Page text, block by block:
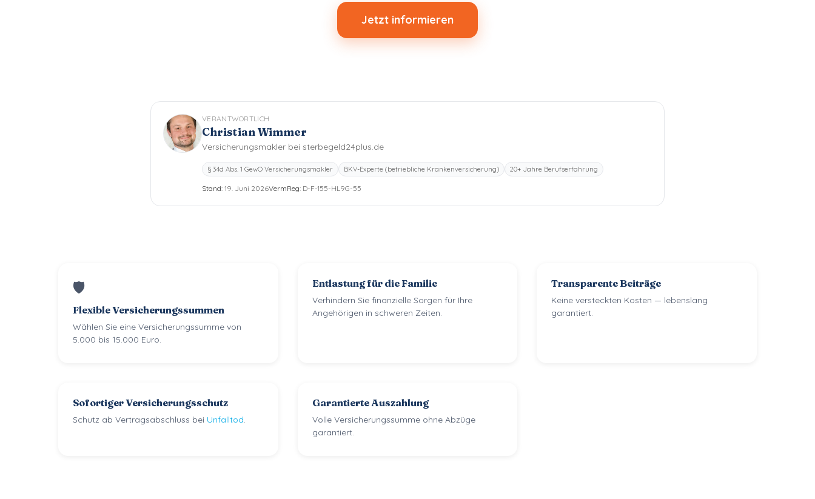
Jetzt informieren
VERANTWORTLICH
Christian Wimmer
Versicherungsmakler bei sterbegeld24plus.de
§ 34d Abs. 1 GewO Versicherungsmakler BKV-Experte (betriebliche Krankenversicherung) 20+ Jahre Berufserfahrung
Stand: 19. Juni 2026VermReg: D-F-155-HL9G-55
🛡
Flexible Versicherungssummen
Wählen Sie eine Versicherungssumme von
5.000 bis 15.000 Euro.
Entlastung für die Familie
Verhindern Sie finanzielle Sorgen für Ihre
Angehörigen in schweren Zeiten.
Transparente Beiträge
Keine versteckten Kosten — lebenslang
garantiert.
Sofortiger Versicherungsschutz
Schutz ab Vertragsabschluss bei Unfalltod.
Garantierte Auszahlung
Volle Versicherungssumme ohne Abzüge
garantiert.